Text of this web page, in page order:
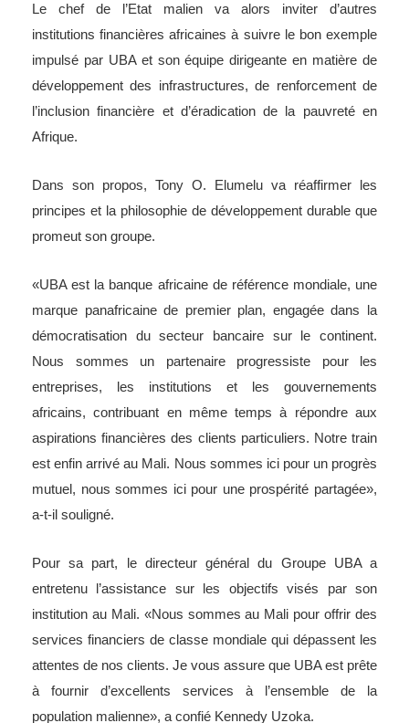
Le chef de l’Etat malien va alors inviter d’autres
institutions financières africaines à suivre le bon exemple
impulsé par UBA et son équipe dirigeante en matière de
développement des infrastructures, de renforcement de
l’inclusion financière et d’éradication de la pauvreté en
Afrique.
Dans son propos, Tony O. Elumelu va réaffirmer les
principes et la philosophie de développement durable que
promeut son groupe.
«UBA est la banque africaine de référence mondiale, une
marque panafricaine de premier plan, engagée dans la
démocratisation du secteur bancaire sur le continent.
Nous sommes un partenaire progressiste pour les
entreprises, les institutions et les gouvernements
africains, contribuant en même temps à répondre aux
aspirations financières des clients particuliers. Notre train
est enfin arrivé au Mali. Nous sommes ici pour un progrès
mutuel, nous sommes ici pour une prospérité partagée»,
a-t-il souligné.
Pour sa part, le directeur général du Groupe UBA a
entretenu l’assistance sur les objectifs visés par son
institution au Mali. «Nous sommes au Mali pour offrir des
services financiers de classe mondiale qui dépassent les
attentes de nos clients. Je vous assure que UBA est prête
à fournir d’excellents services à l’ensemble de la
population malienne», a confié Kennedy Uzoka.